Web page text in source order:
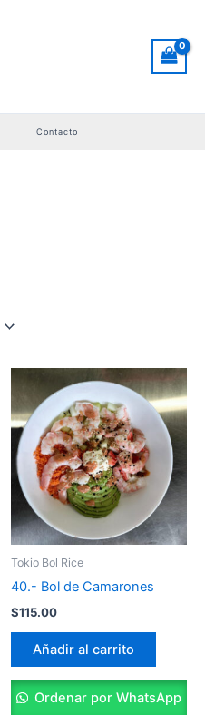
Contacto
Tokio Bol Rice
40.- Bol de Camarones
$115.00
Añadir al carrito
Ordenar por WhatsApp